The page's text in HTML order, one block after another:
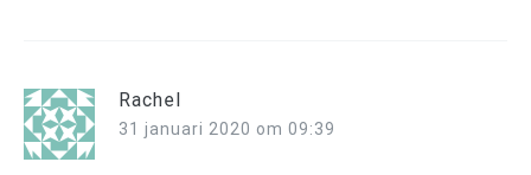
Rachel
31 januari 2020 om 09:39